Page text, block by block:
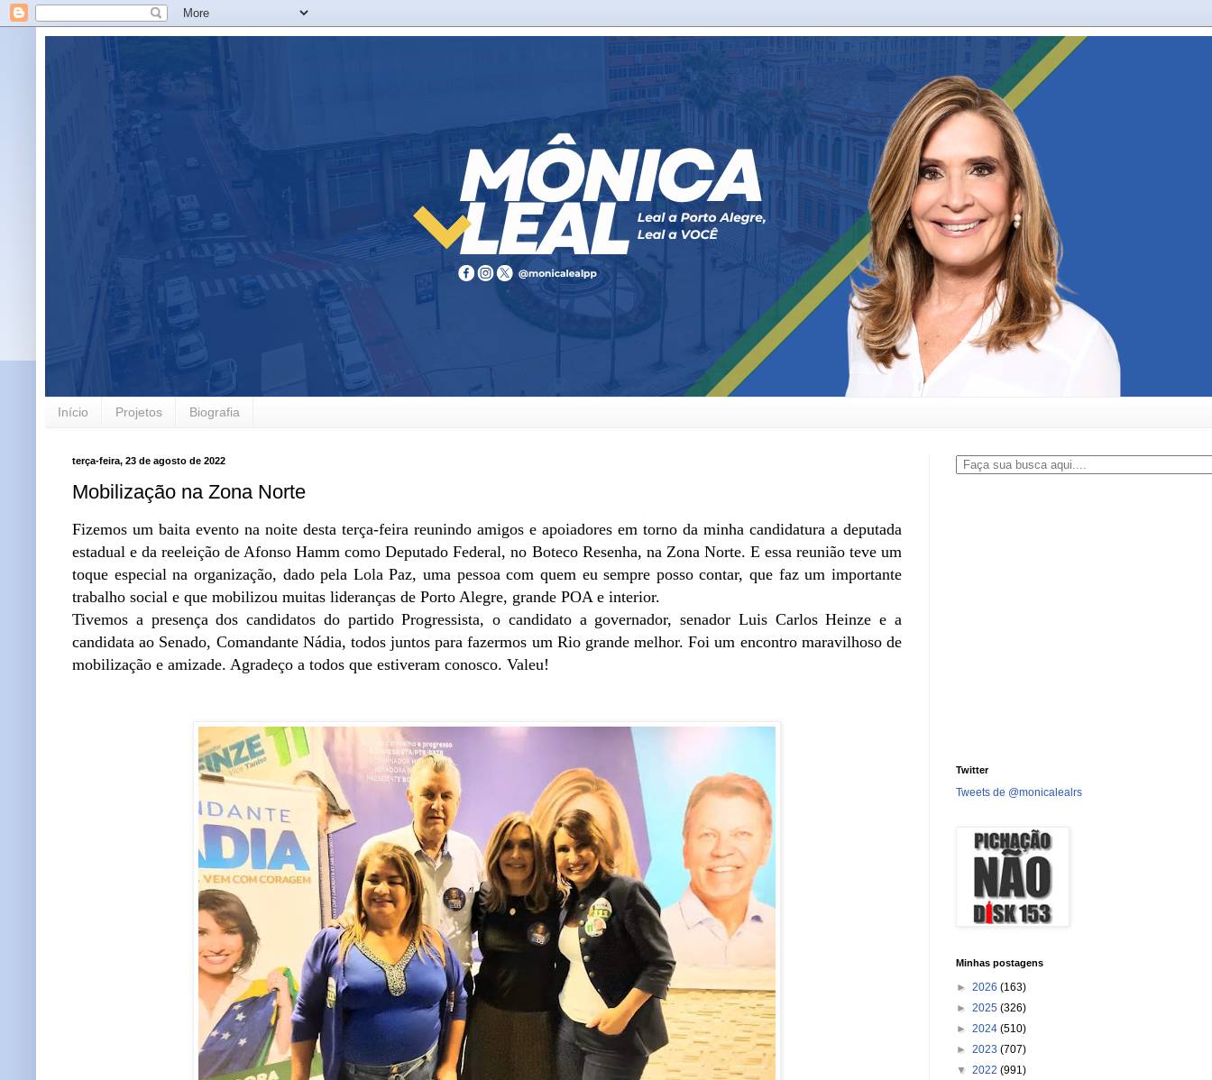
Início Projetos Biografia
terça-feira, 23 de agosto de 2022
Mobilização na Zona Norte
Fizemos um baita evento na noite desta terça-feira reunindo amigos e apoiadores em torno da minha candidatura a deputada
estadual e da reeleição de Afonso Hamm como Deputado Federal, no Boteco Resenha, na Zona Norte. E essa reunião teve um
toque especial na organização, dado pela Lola Paz, uma pessoa com quem eu sempre posso contar, que faz um importante
trabalho social e que mobilizou muitas lideranças de Porto Alegre, grande POA e interior.
Tivemos a presença dos candidatos do partido Progressista, o candidato a governador, senador Luis Carlos Heinze e a
candidata ao Senado, Comandante Nádia, todos juntos para fazermos um Rio grande melhor. Foi um encontro maravilhoso de
mobilização e amizade. Agradeço a todos que estiveram conosco. Valeu!
Twitter
Tweets de @monicalealrs
Minhas postagens
► 2026 (163)
► 2025 (326)
► 2024 (510)
► 2023 (707)
▼ 2022 (991)